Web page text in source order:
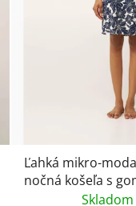
Ľahká mikro-
nočná košeľa s
kvetinami Vamp
Skladom